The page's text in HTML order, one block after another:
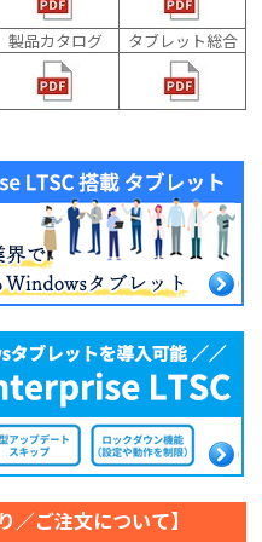
製品カタログ タブレット総合
／ご注文について】